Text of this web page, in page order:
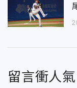
留言衝人氣